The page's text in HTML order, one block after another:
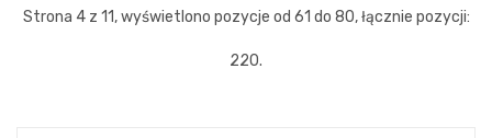
Strona 4 z 11, wyświetlono pozycje od 61 do 80, łącznie pozycji:
220.